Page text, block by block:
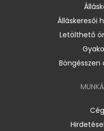
Álláskeresői
Letölthető
Böngésszen